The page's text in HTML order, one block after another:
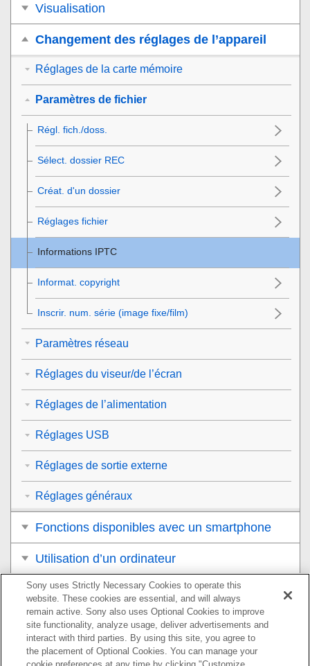
Visualisation
Changement des réglages de l’appareil
Réglages de la carte mémoire
Paramètres de fichier
Régl. fich./doss.
Sélect. dossier REC
Créat. d'un dossier
Réglages fichier
Informations IPTC
Informat. copyright
Inscrir. num. série (image fixe/film)
Paramètres réseau
Réglages du viseur/de l’écran
Réglages de l’alimentation
Réglages USB
Réglages de sortie externe
Réglages généraux
Fonctions disponibles avec un smartphone
Utilisation d’un ordinateur
Utilisation du service de cloud
Annexe
Si vous avez des problèmes
Sony uses Strictly Necessary Cookies to operate this
website. These cookies are essential, and will always
remain active. Sony also uses Optional Cookies to improve
site functionality, analyze usage, deliver advertisements and
interact with third parties. By using this site, you agree to
the placement of Optional Cookies. You can manage your